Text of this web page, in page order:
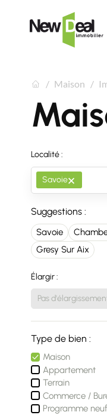
Maison
Localité :
×
Savoie
Suggestions :
Savoie
Gresy Sur Aix
Élargir :
Type de bien :
Maison
Appartement
Terrain
Commerce /
Programme neuf